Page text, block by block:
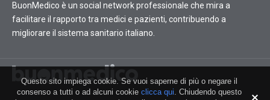
BuonMedico è un social network professionale che mira a
facilitare il rapporto tra medici e pazienti, contribuendo a
migliorare il sistema sanitario italiano.
Questo sito impiega cookie. Se vuoi saperne di più o negare il
consenso a tutti o ad alcuni cookie clicca qui. Chiudendo questo